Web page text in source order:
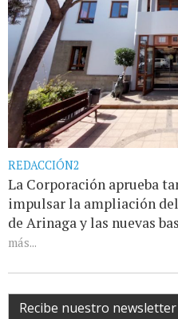
REDACCIÓN2
La Corporación aprueba
impulsar la ampliación
de Arinaga y las nuevas
más...
Recibe nuestro newsletter